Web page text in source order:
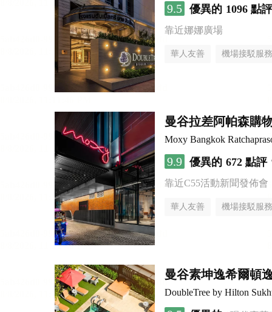
9.5 優異的 1096 點評
靠近娜娜廣場
華人友善 機場接駁服務
曼谷拉差阿帕森購
Moxy Bangkok
9.9 優異的 672 點評
靠近C55活動新聞發佈會
華人友善 機場接駁服務
曼谷素坤逸希爾頓
DoubleTree by Hilton